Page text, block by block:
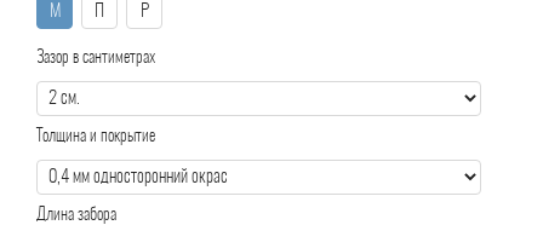
М Р
Зазор в сантиметрах
Толщина и покрытие
Длина забора